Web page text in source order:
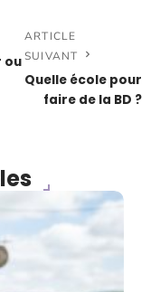
ou
ARTICLE
SUIVANT
Quelle école pour
faire de la BD ?